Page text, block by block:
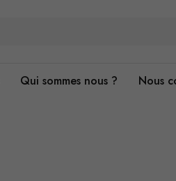
Qui sommes nous ? Nous